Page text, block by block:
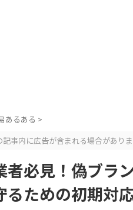
あるある >
事内に広告が含まれる場合がありま
者必見！偽ブラ
るための初期対